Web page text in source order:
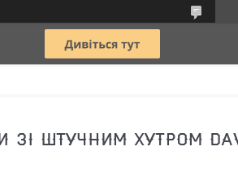
ШТУЧНИМ ХУТРОМ